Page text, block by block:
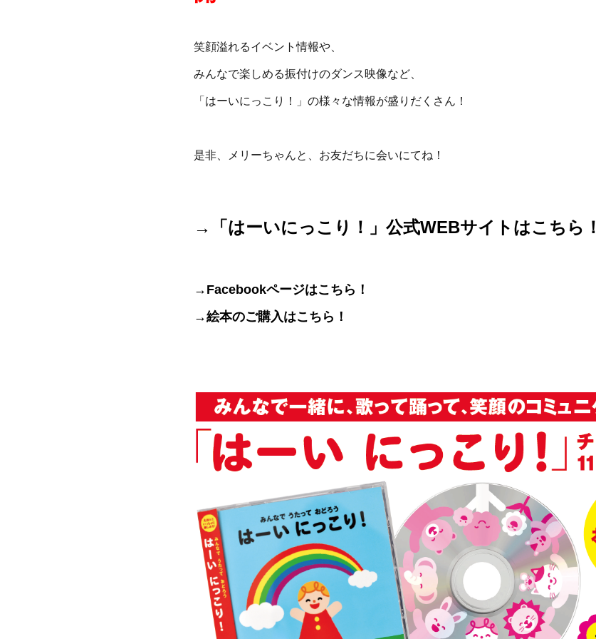
笑顔溢れるイベント情報や、
みんなで楽しめる振付けのダンス映像など、
「はーいにっこり！」の様々な情報が盛りだくさん！
是非、メリーちゃんと、お友だちに会いにてね！
→ 「はーいにっこり！」公式WEBサイトはこちら！
→Facebookページはこちら！
→絵本のご購入はこちら！